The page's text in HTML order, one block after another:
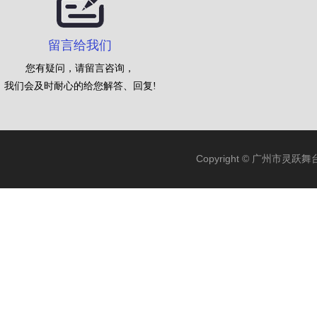
留言给我们
您有疑问，请留言咨询，
我们会及时耐心的给您解答、回复!
Copyright © 广州市灵跃